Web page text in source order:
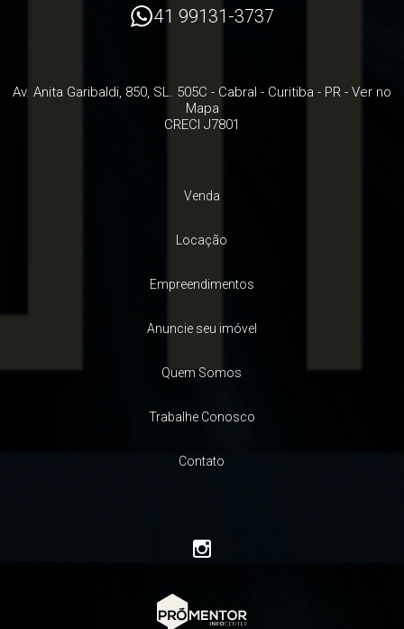
41 99131-3737
Av. Anita Garibaldi, 850, SL. 505C - Cabral - Curitiba - PR - Ver no
Mapa
CRECI J7801
Venda
Locação
Empreendimentos
Anuncie seu imóvel
Quem Somos
Trabalhe Conosco
Contato